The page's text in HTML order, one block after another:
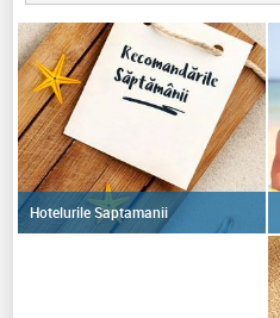
Hotelurile Saptamanii